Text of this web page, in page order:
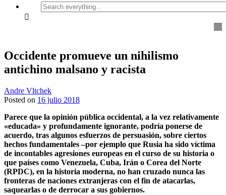
Search
everything...
Occidente promueve un nihilismo
antichino malsano y racista
Andre Vltchek
Posted on 16 julio 2018
Parece que la opinión pública occidental, a la vez relativamente
«educada» y profundamente ignorante, podría ponerse de
acuerdo, tras algunos esfuerzos de persuasión, sobre ciertos
hechos fundamentales –por ejemplo que Rusia ha sido víctima
de incontables agresiones europeas en el curso de su historia o
que países como Venezuela, Cuba, Irán o Corea del Norte
(RPDC), en la historia moderna, no han cruzado nunca las
fronteras de naciones extranjeras con el fin de atacarlas,
saquearlas o de derrocar a sus gobiernos.